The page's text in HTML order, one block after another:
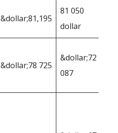
&dollar;81,195
81 050
dollar
&dollar;78 725
&dollar;72
087